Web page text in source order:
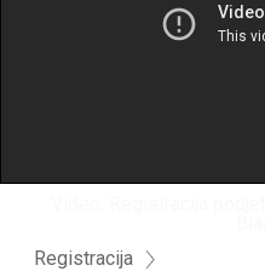
Registracija